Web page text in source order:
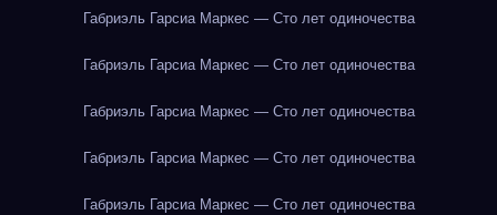
Габриэль Гарсиа Маркес — Сто лет одиночества
Габриэль Гарсиа Маркес — Сто лет одиночества
Габриэль Гарсиа Маркес — Сто лет одиночества
Габриэль Гарсиа Маркес — Сто лет одиночества
Габриэль Гарсиа Маркес — Сто лет одиночества